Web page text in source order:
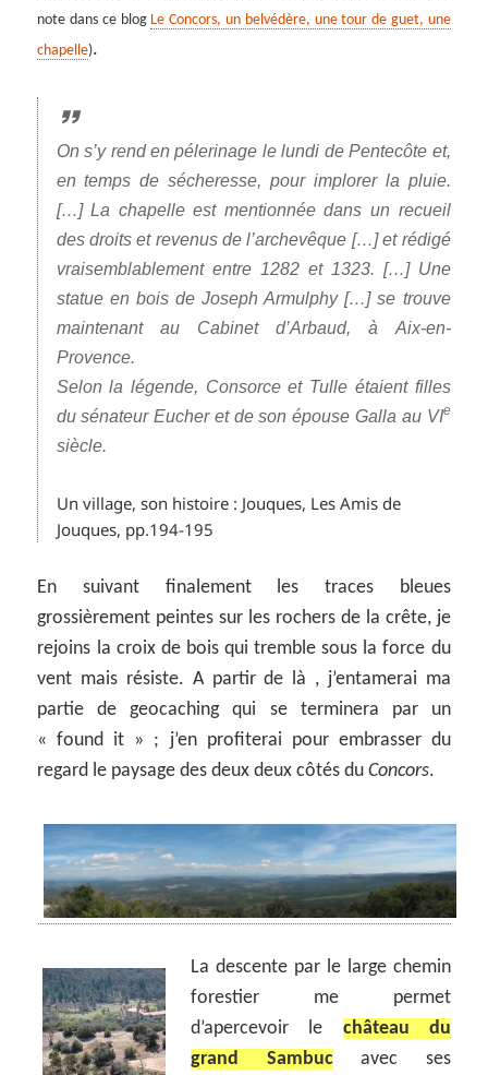
note dans ce blog Le Concors, un belvédère, une tour de guet, une
chapelle).
On s’y rend en pélerinage le lundi de Pentecôte et,
en temps de sécheresse, pour implorer la pluie.
[…] La chapelle est mentionnée dans un recueil
des droits et revenus de l’archevêque […] et rédigé
vraisemblablement entre 1282 et 1323. […] Une
statue en bois de Joseph Armulphy […] se trouve
maintenant au Cabinet d’Arbaud, à Aix-en-
Provence.
Selon la légende, Consorce et Tulle étaient filles
du sénateur Eucher et de son épouse Galla au VIe
siècle.
Un village, son histoire : Jouques, Les Amis de
Jouques, pp.194-195
En suivant finalement les traces bleues
grossièrement peintes sur les rochers de la crête, je
rejoins la croix de bois qui tremble sous la force du
vent mais résiste. A partir de là , j’entamerai ma
partie de geocaching qui se terminera par un
« found it » ; j’en profiterai pour embrasser du
regard le paysage des deux deux côtés duConcors.
La descente par le large chemin
forestier me permet
d’apercevoir le château du
grand Sambucavec ses